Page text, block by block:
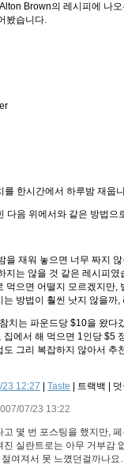
Brown의 레시피에 나
봤습니다.
를 한시간에서 하루밤 재웁
다음 위에서와 같은 방법으
을 재워 놓으면 너무 짜지
지는 않을 것 같은 레시피
먹으면 어떨지 모르겠지만,
는 방법이 훨씬 낫지 않을까
치는 파운드당 $10을 왔다
집에서 해 먹으면 1인당 $5
도 그리 복잡하지 않아서 추
12:27 Taste 트랙백
07/23 13:22
몇 번 포스팅을 했지만,
진 실란트로는 아무 거부감
여져서 못 느꼈던걸까나